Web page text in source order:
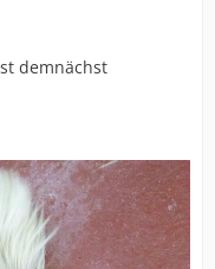
demnächst